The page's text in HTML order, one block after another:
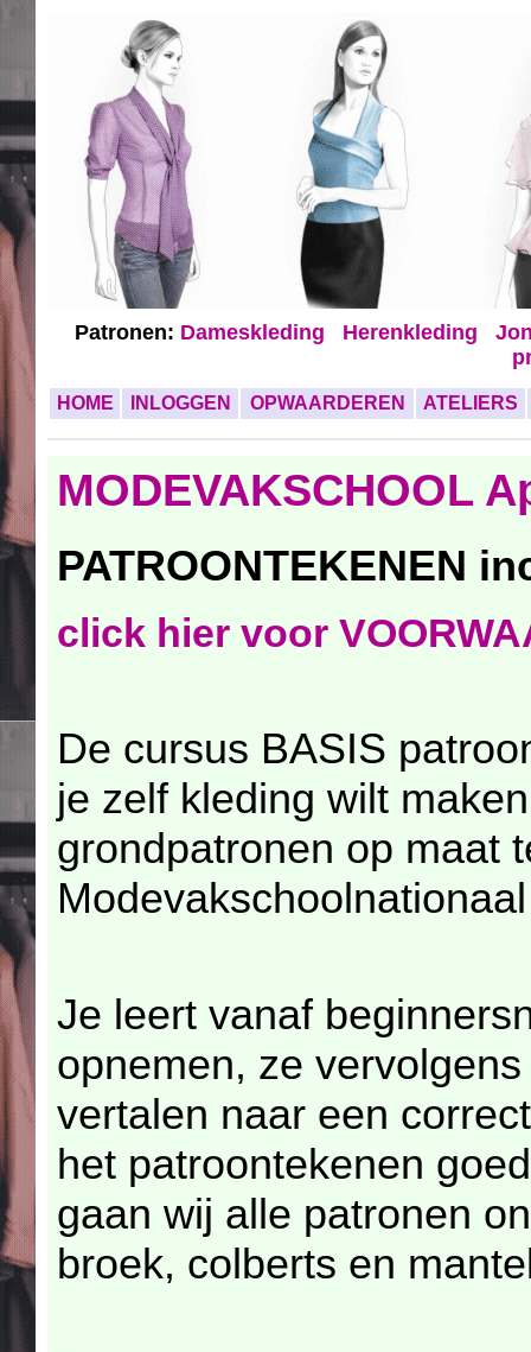
Patronen: Dameskleding Herenkleding
HOME INLOGGEN OPWAARDEREN ATELIERS
MODEVAKSCHOOL
PATROONTEKENEN
click hier voor
De cursus BASIS
je zelf kleding wilt
grondpatronen op maat
Je leert vanaf
opnemen, ze
vertalen naar een
het patroontekenen
gaan wij alle patronen
broek, colberts en